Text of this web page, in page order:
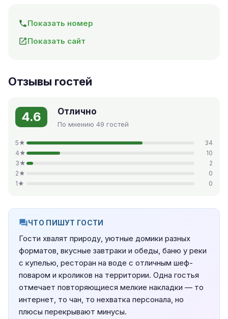
Показать номер
Показать сайт
Отзывы гостей
4.6 Отлично
По мнению 49 гостей
5★
34
4★
10
3★
2
2★
0
1★
0
ЧТО ПИШУТ ГОСТИ
Гости хвалят природу, уютные домики разных
форматов, вкусные завтраки и обеды, баню у реки
с купелью, ресторан на воде с отличным шеф-
поваром и кроликов на территории. Одна гостья
отмечает повторяющиеся мелкие накладки — то
интернет, то чан, то нехватка персонала, но
плюсы перекрывают минусы.